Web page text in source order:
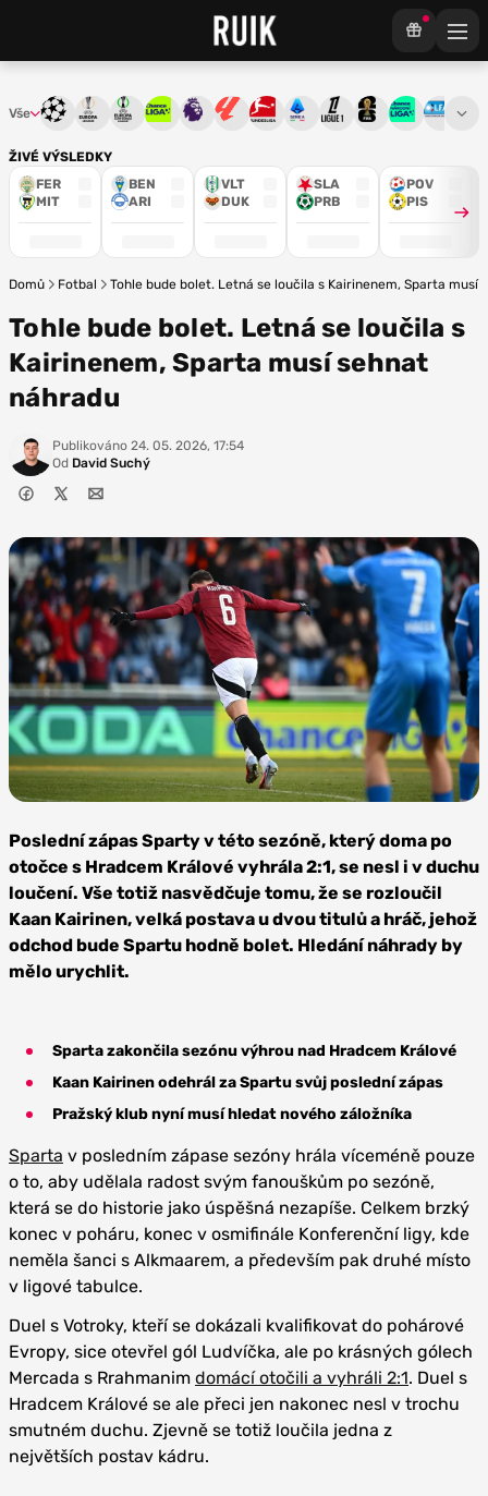
ŽIVÉ VÝSLEDKY
FER
MIT
BEN
ARI
VLT
DUK
SLA
PRB
POV
PIS
Vše Liga mistrůEvropská liga
Konferenční liga
Chance ligaPremier League
La LigaBundesliga
Serie ALigue 1Mistrovství světa
Chance3. ČFL
Domů Fotbal Tohle bude bolet. Letná se loučila s Kairinenem, Sparta musí
Tohle bude bolet. Letná se loučila s
Kairinenem, Sparta musí sehnat
náhradu
Publikováno 24. 05. 2026, 17:54
Od David Suchý
Sparta Praha
Poslední zápas Sparty v této sezóně, který doma po
otočce s Hradcem Králové vyhrála 2:1, se nesl i v duchu
loučení. Vše totiž nasvědčuje tomu, že se rozloučil
Kaan Kairinen, velká postava u dvou titulů a hráč, jehož
odchod bude Spartu hodně bolet. Hledání náhrady by
mělo urychlit.
Sparta zakončila sezónu výhrou nad Hradcem Králové
Kaan Kairinen odehrál za Spartu svůj poslední zápas
Pražský klub nyní musí hledat nového záložníka
Sparta v posledním zápase sezóny hrála víceméně pouze
o to, aby udělala radost svým fanouškům po sezóně,
která se do historie jako úspěšná nezapíše. Celkem brzký
konec v poháru, konec v osmifinále Konferenční ligy, kde
neměla šanci s Alkmaarem, a především pak druhé místo
v ligové tabulce.
Duel s Votroky, kteří se dokázali kvalifikovat do pohárové
Evropy, sice otevřel gól Ludvíčka, ale po krásných gólech
Mercada s Rrahmanim domácí otočili a vyhráli 2:1. Duel s
Hradcem Králové se ale přeci jen nakonec nesl v trochu
smutném duchu. Zjevně se totiž loučila jedna z
největších postav kádru.